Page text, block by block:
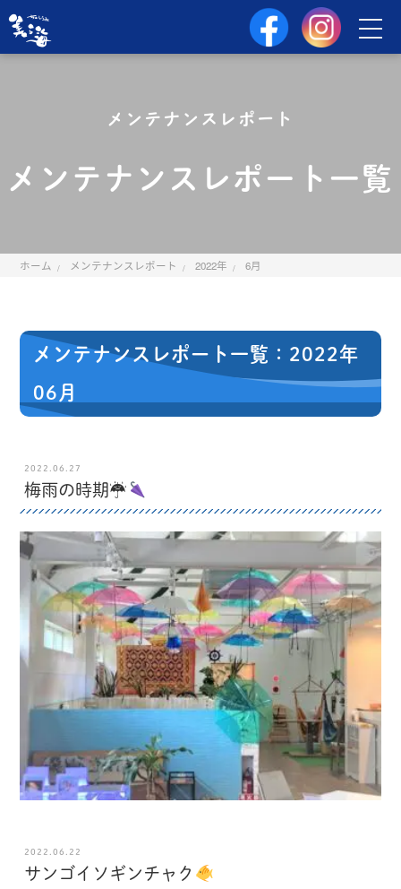
メンテナンスレポート
メンテナンスレポート一覧
ホーム メンテナンスレポート 2022年 6月
メンテナンスレポート一覧：2022年
06月
2022.06.27
梅雨の時期☂
2022.06.22
サンゴイソギンチャク